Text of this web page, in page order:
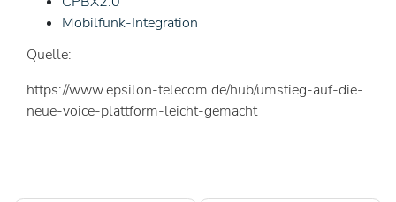
Mobilfunk-Integration
Quelle:
https://www.epsilon-telecom.de/hub/umstieg-auf-die-
neue-voice-plattform-leicht-gemacht